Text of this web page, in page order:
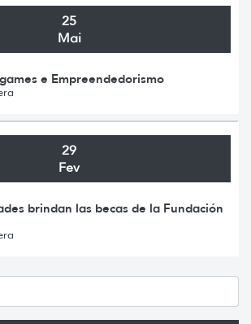
25
Mai
e Empreendedorismo
29
Fev
brindan las becas de la Fundación